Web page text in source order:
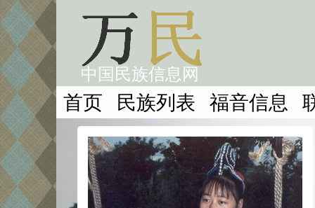
中国民族信息网
首页 民族列表 福音信息